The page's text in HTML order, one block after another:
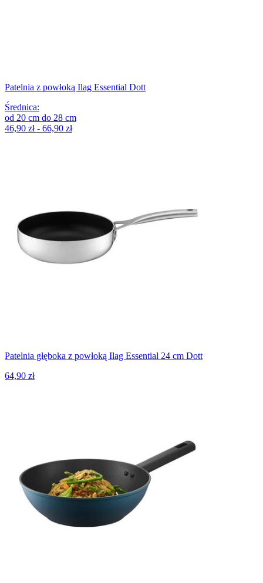
Patelnia z powłoką Ilag Essential Dott
Średnica:
od 20 cm do 28 cm
46,90 zł - 66,90 zł
Patelnia głęboka z powłoką Ilag Essential 24 cm Dott
64,90 zł